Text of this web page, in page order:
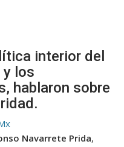
interior del
y los
hablaron sobre
Navarrete Prida,